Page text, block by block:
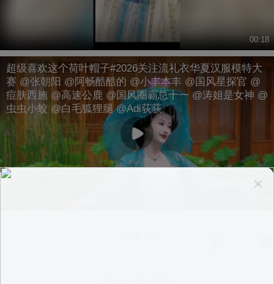
00:18
超级喜欢这个荷叶帽子#2026关注流礼衣华夏汉服模特大
赛 @张朝阳 @阿畅酷酷的 @小丰本丰 @国风星探官 @
痘肤西施 @高速公鹿 @国风圈霸总十一 @涛姐是女神 @
虫虫小蛟 @白毛狐狸腿 @Adi荻荻